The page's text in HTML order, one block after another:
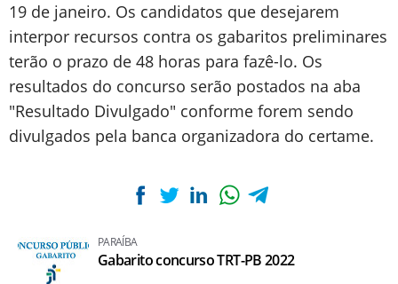
19 de janeiro. Os candidatos que desejarem
interpor recursos contra os gabaritos preliminares
terão o prazo de 48 horas para fazê-lo. Os
resultados do concurso serão postados na aba
"Resultado Divulgado" conforme forem sendo
divulgados pela banca organizadora do certame.
PARAÍBA
Gabarito concurso TRT-PB 2022